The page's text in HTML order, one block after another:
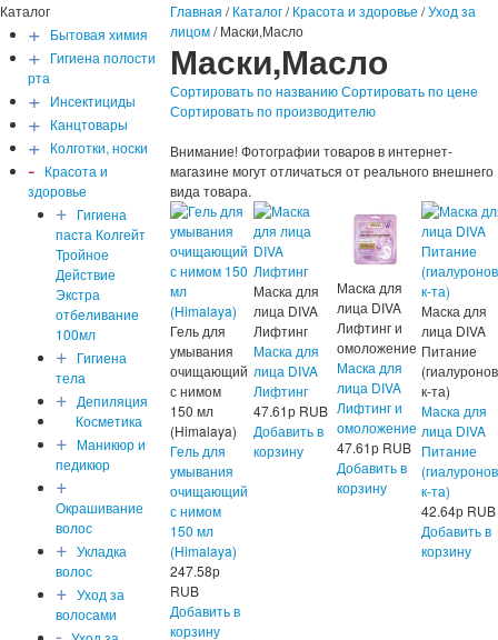
Каталог
+ Бытовая химия
+ Гигиена полости
рта
+ Инсектициды
+ Канцтовары
+ Колготки, носки
- Красота и
здоровье
+ Гигиена
паста Колгейт
Тройное
Действие
Экстра
отбеливание
100мл
+ Гигиена
тела
+ Депиляция
Косметика
+ Маникюр и
педикюр
+
Окрашивание
волос
+ Укладка
волос
+ Уход за
волосами
Главная /Каталог/Красота и здоровье /Уход за
лицом/Маски,Масло
Маски,Масло
Сортировать по названию Сортировать по цене
Сортировать по производителю
Внимание! Фотографии товаров в интернет-
магазине могут отличаться от реального внешнего
вида товара.
Гель для
умывания
очищающий
с нимом
150 мл
(Himalaya)
Гель для
умывания
очищающий
с нимом
150 мл
(Himalaya)
247.58р
RUB
Добавить в
корзину
Маска для
лица DIVA
Лифтинг
Маска для
лица DIVA
Лифтинг
47.61р RUB
Добавить в
корзину
Маска для
лица DIVA
Лифтинг и
омоложение
Маска для
лица DIVA
Лифтинг и
омоложение
47.61р RUB
Добавить в
корзину
Маска для
лица DIVA
Питание
к-та)
Маска для
лица DIVA
Питание
к-та)
42.64р RUB
Добавить в
корзину